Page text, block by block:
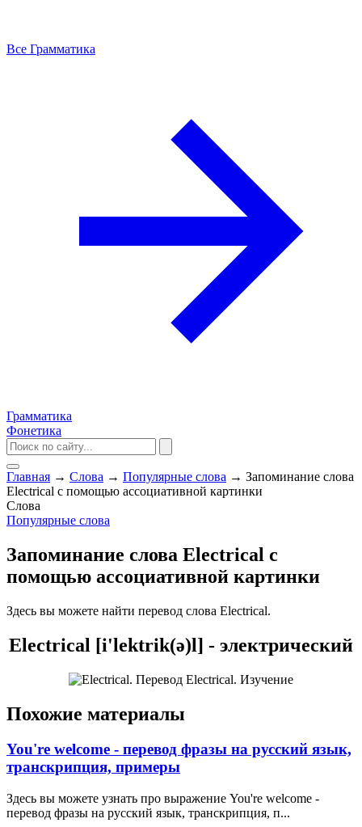
Все Грамматика
Грамматика
Фонетика
Главная → Слова → Популярные слова → Запоминание слова
Electrical с помощью ассоциативной картинки
Слова
Популярные слова
Запоминание слова Electrical с
помощью ассоциативной картинки
Здесь вы можете найти перевод слова Electrical.
Electrical [i'lektrik(ə)l] - электрический
Похожие материалы
You're welcome - перевод фразы на русский язык,
транскрипция, примеры
Здесь вы можете узнать про выражение You're welcome -
перевод фразы на русский язык, транскрипция, п...